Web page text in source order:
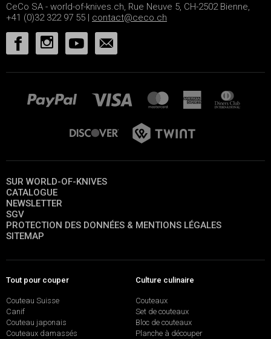
CeCo SA - world-of-knives.ch, Rue Neuve 5, CH-2502 Bienne,
+41 (0)32 322 97 55 | contact@ceco.ch
SUR WORLD-OF-KNIVES
CATALOGUE
NEWSLETTER
SGV
PROTECTION DES DONNÉES & MENTIONS LÉGALES
SITEMAP
Tout pour couper
Couteau Suisse
Canif
Couteau japonais
Couteaux damassés
Culture culinaire
Couteaux
Set de couteaux
Bloc de couteaux
Planche à découper